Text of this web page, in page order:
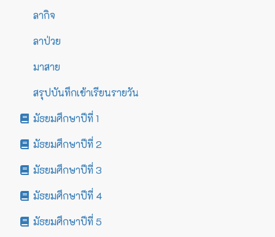
ลากิจ
ลาป่วย
มาสาย
สรุปบันทึกเข้าเรียนรายวัน
มัธยมศึกษาปีที่ 1
มัธยมศึกษาปีที่ 2
มัธยมศึกษาปีที่ 3
มัธยมศึกษาปีที่ 4
มัธยมศึกษาปีที่ 5